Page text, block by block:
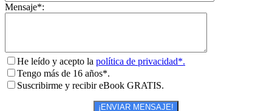
Mensaje*:
He leído y acepto la política de privacidad*.
Tengo más de 16 años*.
Suscribirme y recibir eBook GRATIS.